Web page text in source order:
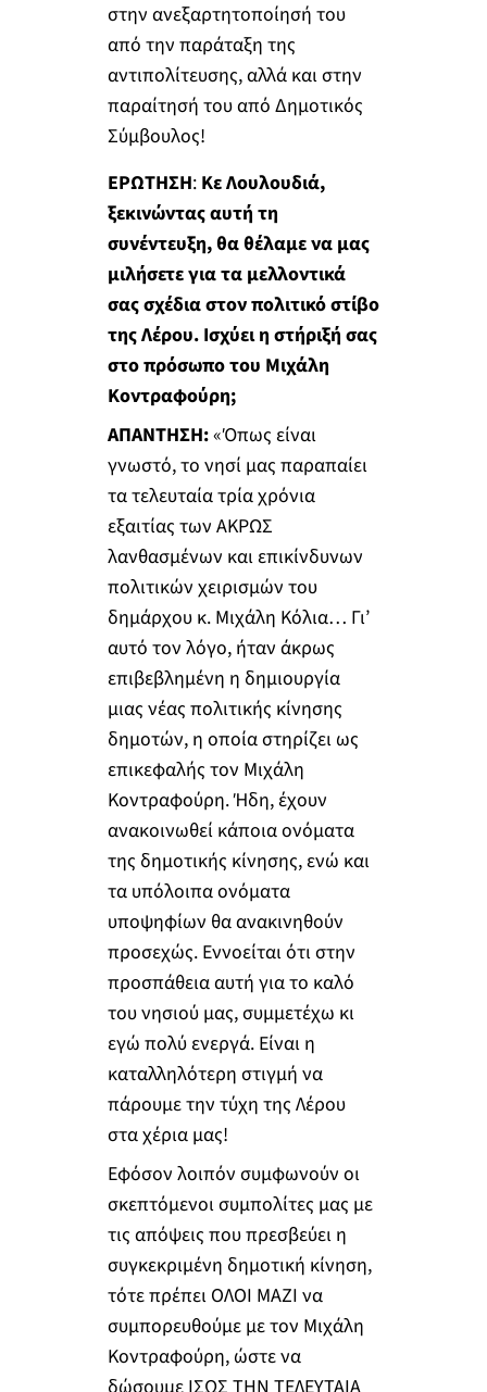
στην ανεξαρτητοποίησή του
από την παράταξη της
αντιπολίτευσης, αλλά και στην
παραίτησή του από Δημοτικός
Σύμβουλος!
ΕΡΩΤΗΣΗ: Κε Λουλουδιά,
ξεκινώντας αυτή τη
συνέντευξη, θα θέλαμε να μας
μιλήσετε για τα μελλοντικά
σας σχέδια στον πολιτικό στίβο
της Λέρου. Ισχύει η στήριξή σας
στο πρόσωπο του Μιχάλη
Κοντραφούρη;
ΑΠΑΝΤΗΣΗ:«Όπως είναι
γνωστό, το νησί μας παραπαίει
τα τελευταία τρία χρόνια
εξαιτίας των ΑΚΡΩΣ
λανθασμένων και επικίνδυνων
πολιτικών χειρισμών του
δημάρχου κ. Μιχάλη Κόλια… Γι’
αυτό τον λόγο, ήταν άκρως
επιβεβλημένη η δημιουργία
μιας νέας πολιτικής κίνησης
δημοτών, η οποία στηρίζει ως
επικεφαλής τον Μιχάλη
Κοντραφούρη. Ήδη, έχουν
ανακοινωθεί κάποια ονόματα
της δημοτικής κίνησης, ενώ και
τα υπόλοιπα ονόματα
υποψηφίων θα ανακινηθούν
προσεχώς. Εννοείται ότι στην
προσπάθεια αυτή για το καλό
του νησιού μας, συμμετέχω κι
εγώ πολύ ενεργά. Είναι η
καταλληλότερη στιγμή να
πάρουμε την τύχη της Λέρου
στα χέρια μας!
Εφόσον λοιπόν συμφωνούν οι
σκεπτόμενοι συμπολίτες μας με
τις απόψεις που πρεσβεύει η
συγκεκριμένη δημοτική κίνηση,
τότε πρέπει ΟΛΟΙ ΜΑΖΙ να
συμπορευθούμε με τον Μιχάλη
Κοντραφούρη, ώστε να